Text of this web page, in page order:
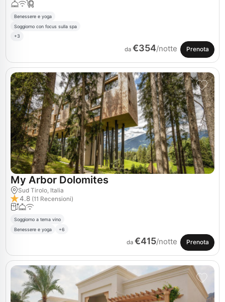
Benessere e yoga
Soggiorno con focus sulla spa
+3
da €354/notte Prenota
My Arbor Dolomites
Sud Tirolo, Italia
4.8 (11 Recensioni)
Soggiorno a tema vino
Benessere e yoga
+6
da €415/notte Prenota